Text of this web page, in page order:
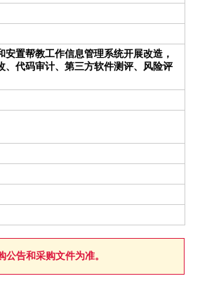
置帮教工作信息管理系统开展改造，
、代码审计、第三方软件测评、风险评
告和采购文件为准。